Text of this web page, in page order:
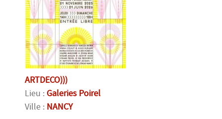
ARTDECO)))
Lieu : Galeries Poirel
Ville : NANCY